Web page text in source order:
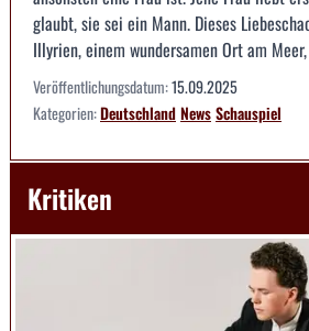
glaubt, sie sei ein Mann. Dieses
Illyrien, einem wundersamen Ort am
Veröffentlichungsdatum:15.09.2025
Kategorien:DeutschlandNewsSchauspiel
Kritiken